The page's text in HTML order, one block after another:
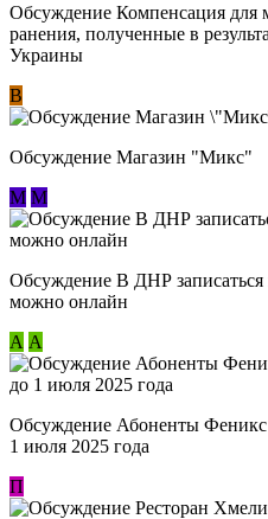
Обсуждение Компенсация
ранения, полученные в
Украины
В
Обсуждение Магазин "Микс"
М М
Обсуждение В ДНР
можно онлайн
А А
Обсуждение Абоненты Феникс
1 июля 2025 года
П